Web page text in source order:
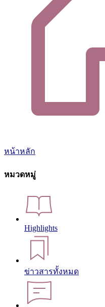
หน้าหลัก
หมวดหมู่
Highlights
ข่าวสารทั้งหมด